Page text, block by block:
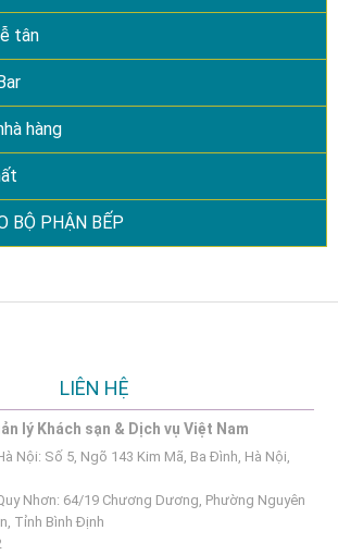
tân
hàng
BỘ PHẬN BẾP
LIÊN HỆ
lý Khách sạn & Dịch vụ Việt Nam
Nội: Số 5, Ngõ 143 Kim Mã, Ba Đình, Hà Nội,
Nhơn: 64/19 Chương Dương, Phường Nguyên
Tỉnh Bình Định